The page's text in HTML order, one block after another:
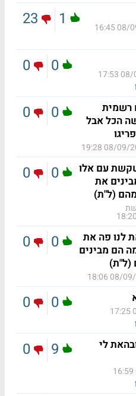
08/09/
1
23
08/
0
0
רשמית
הכל אבל
08/09/2015
0
0
עם אלו
את
(ל"ת)
0
0
לנו פה את
הם מבינים
(ל"ת)
08/09/
0
0
0
0
לי
9
0